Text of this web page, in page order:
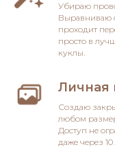
Убираю
Выравниваю
проходит
просто в
куклы.
Личная
Создаю
любом
Доступ не
даже через 10